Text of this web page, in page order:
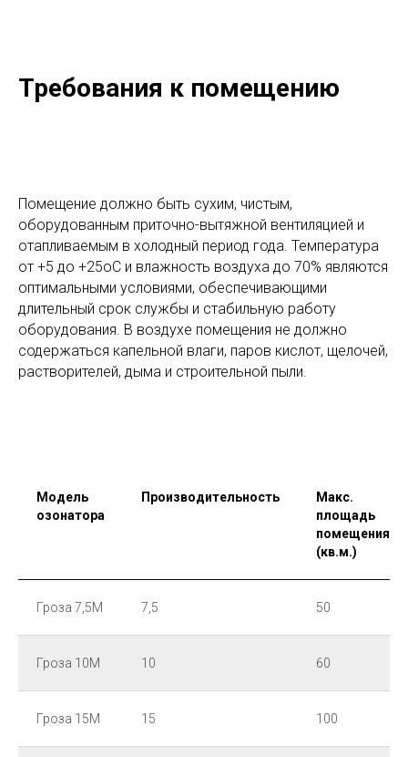
Требования к помещению
Помещение должно быть сухим, чистым,
оборудованным приточно-вытяжной вентиляцией и
отапливаемым в холодный период года. Температура
от +5 до +25оС и влажность воздуха до 70% являются
оптимальными условиями, обеспечивающими
длительный срок службы и стабильную работу
оборудования. В воздухе помещения не должно
содержаться капельной влаги, паров кислот, щелочей,
растворителей, дыма и строительной пыли.
Модель
озонатора
Производительность
Макс.
площадь
помещения
(кв.м.)
Гроза 7,5М 7,5 50
Гроза 10М 10 60
Гроза 15М 15 100